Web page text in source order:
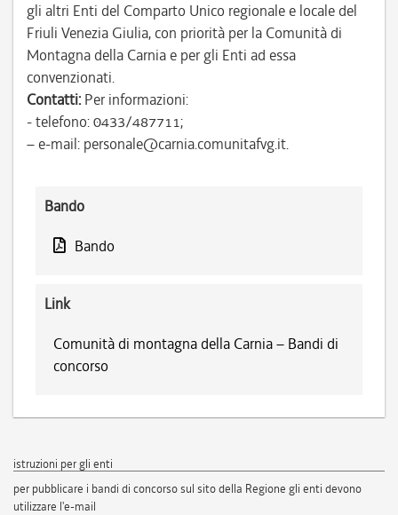
gli altri Enti del Comparto Unico regionale e locale del
Friuli Venezia Giulia, con priorità per la Comunità di
Montagna della Carnia e per gli Enti ad essa
convenzionati.
Contatti: Per informazioni:
- telefono: 0433/487711;
– e-mail: personale@carnia.comunitafvg.it.
Bando
Bando
Link
Comunità di montagna della Carnia – Bandi di
concorso
istruzioni per gli enti
per pubblicare i bandi di concorso sul sito della Regione gli enti devono
utilizzare l'e-mail